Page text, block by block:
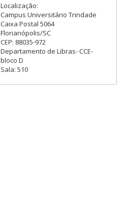
Localização:
Campus Universitário Trindade
Caixa Postal 5064
Florianópolis/SC
CEP: 88035-972
Departamento de Libras- CCE-
bloco D
Sala: 510